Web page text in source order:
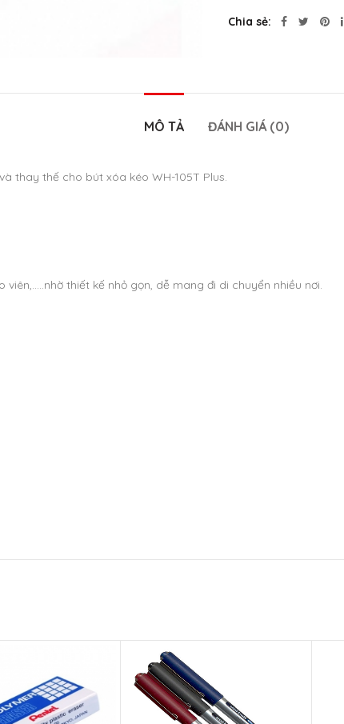
Chia sẻ
MÔ TẢ ĐÁNH GIÁ (0)
thay thế cho bút xóa kéo WH-105T Plus.
thiết kế nhỏ gọn, dễ mang đi di chuyển nhiều nơi.